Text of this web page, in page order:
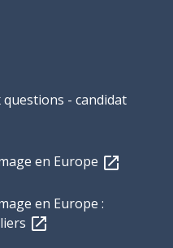
- candidat
en Europe open_in_new
en Europe :
open_in_new